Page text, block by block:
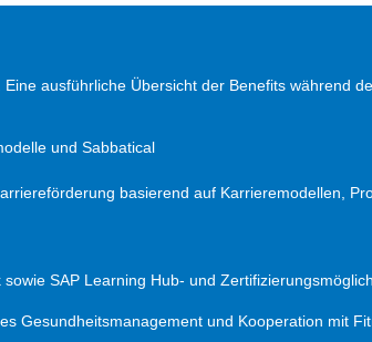
ausführliche Übersicht der Benefits während
und Sabbatical
basierend auf Karrieremodellen,
SAP Learning Hub- und
Gesundheitsmanagement und Kooperation mit